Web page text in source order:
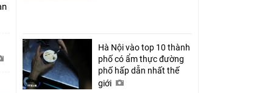
Hà Nội vào top 10 thành
phố có ẩm thực đường
phố hấp dẫn nhất thế
giới